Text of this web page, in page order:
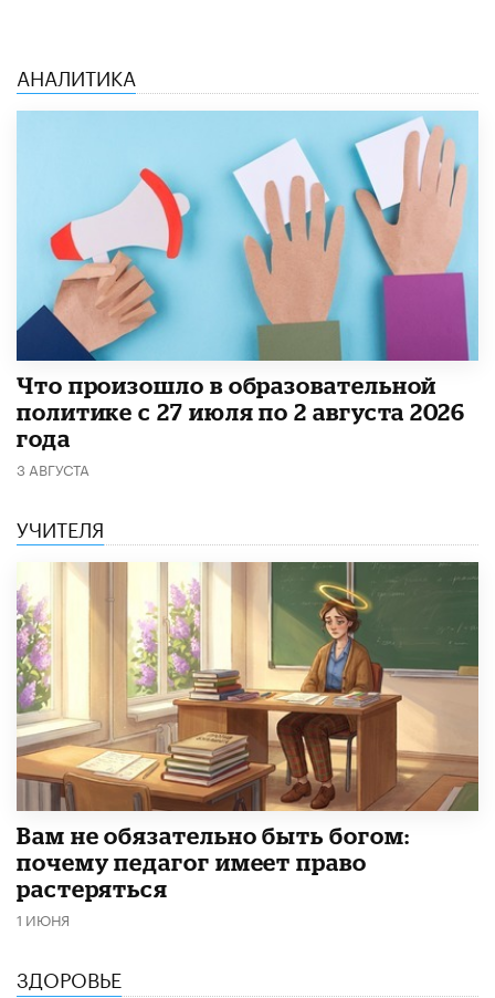
АНАЛИТИКА
​Что произошло в образовательной
политике с 27 июля по 2 августа 2026
года
3 АВГУСТА
УЧИТЕЛЯ
​Вам не обязательно быть богом:
почему педагог имеет право
растеряться
1 ИЮНЯ
ЗДОРОВЬЕ